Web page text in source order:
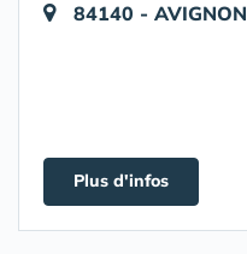
84140 - AVIGNON
Plus d'infos